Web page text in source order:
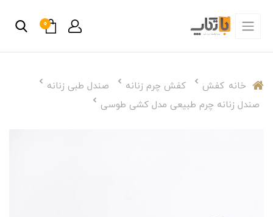
0
خانه کفش کفش چرم زنانه
صندل طبی زنانه
صندل زنانه چرم طبیعی مدل کشی طوسی